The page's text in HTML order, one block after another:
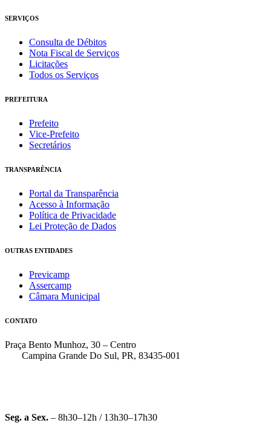
SERVIÇOS
Consulta de Débitos
Nota Fiscal de Serviços
Licitações
Todos os Serviços
PREFEITURA
Prefeito
Vice-Prefeito
Secretários
TRANSPARÊNCIA
Portal da Transparência
Acesso à Informação
Política de Privacidade
Lei Proteção de Dados
OUTRAS ENTIDADES
Previcamp
Assercamp
Câmara Municipal
CONTATO
Praça Bento Munhoz, 30 – Centro
Campina Grande Do Sul, PR, 83435-001
Seg. a Sex. – 8h30–12h / 13h30–17h30